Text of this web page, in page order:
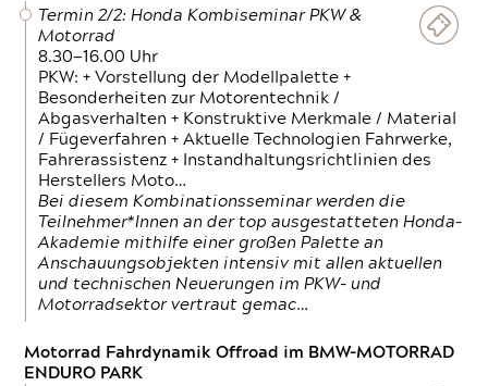
Termin 2/2: Honda Kombiseminar PKW &
Motorrad
8.30—16.00 Uhr
PKW: + Vorstellung der Modellpalette +
Besonderheiten zur Motorentechnik /
Abgasverhalten + Konstruktive Merkmale / Material
/ Fügeverfahren + Aktuelle Technologien Fahrwerke,
Fahrerassistenz + Instandhaltungsrichtlinien des
Herstellers Moto…
Bei diesem Kombinationsseminar werden die
Teilnehmer*Innen an der top ausgestatteten Honda-
Akademie mithilfe einer großen Palette an
Anschauungsobjekten intensiv mit allen aktuellen
und technischen Neuerungen im PKW- und
Motorradsektor vertraut gemac…
Motorrad Fahrdynamik Offroad im BMW-MOTORRAD
ENDURO PARK